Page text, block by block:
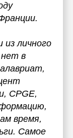
личного
в
CPGE,
время,
Самое